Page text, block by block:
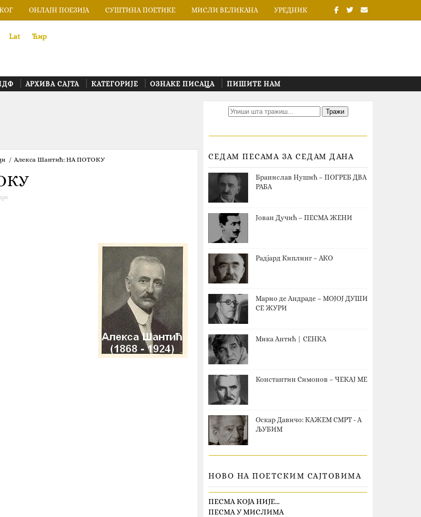
ОНЛАЈН ПОЕЗИЈА СУШТИНА ПОЕТИКЕ МИСЛИ ВЕЛИКАНА УРЕДНИК
Lat Ћир
АРХИВА САЈТА КАТЕГОРИЈЕ ОЗНАКЕ ПИСАЦА ПИШИТЕ НАМ
/ Алекса Шантић: НА ПОТОКУ СЕДАМ ПЕСАМА ЗА СЕДАМ ДАНА
Бранислав Нушић – ПОГРЕБ ДВА
РАБА
Јован Дучић – ПЕСМА ЖЕНИ
Радјард Киплинг – АКО
Марио де Андраде – МОЈОЈ ДУШИ
СЕ ЖУРИ
Мика Антић | СЕНКА
Константин Симонов – ЧЕКАЈ МЕ
Оскар Давичо‎: КАЖЕМ СМРТ - А
ЉУБИМ
НОВО НА ПОЕТСКИМ САЈТОВИМА
ПЕСМА КОЈА НИЈЕ…
ПЕСМА У МИСЛИМА